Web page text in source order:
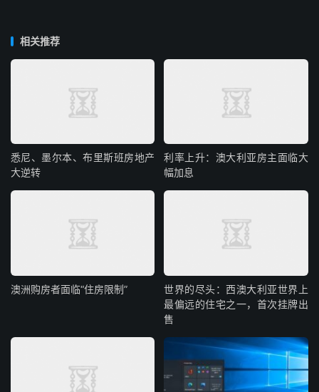
相关推荐
悉尼、墨尔本、布里斯班房地产
大逆转
利率上升：澳大利亚房主面临大
幅加息
澳洲购房者面临“住房限制”
世界的尽头：西澳大利亚世界上
最偏远的住宅之一，首次挂牌出
售